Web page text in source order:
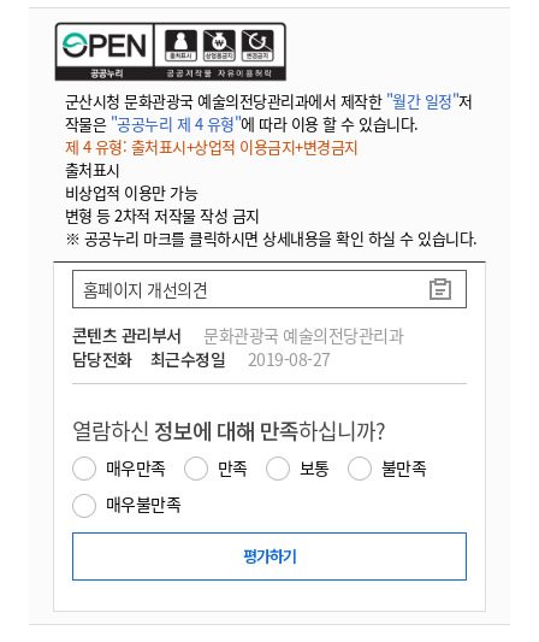
군산시청 문화관광국 예술의전당관리과에서 제작한 "월간 일정"저
작물은 "공공누리 제 4 유형"에 따라 이용 할 수 있습니다.
제 4 유형: 출처표시+상업적 이용금지+변경금지
출처표시
비상업적 이용만 가능
변형 등 2차적 저작물 작성 금지
※ 공공누리 마크를 클릭하시면 상세내용을 확인 하실 수 있습니다.
콘텐츠 관리부서
문화관광국 예술의전당관리과
담당전화
최근수정일 2019-08-27
홈페이지 개선의견
열람하신 정보에 대해 만족하십니까?
매우만족 만족 보통
불만족
매우불만족